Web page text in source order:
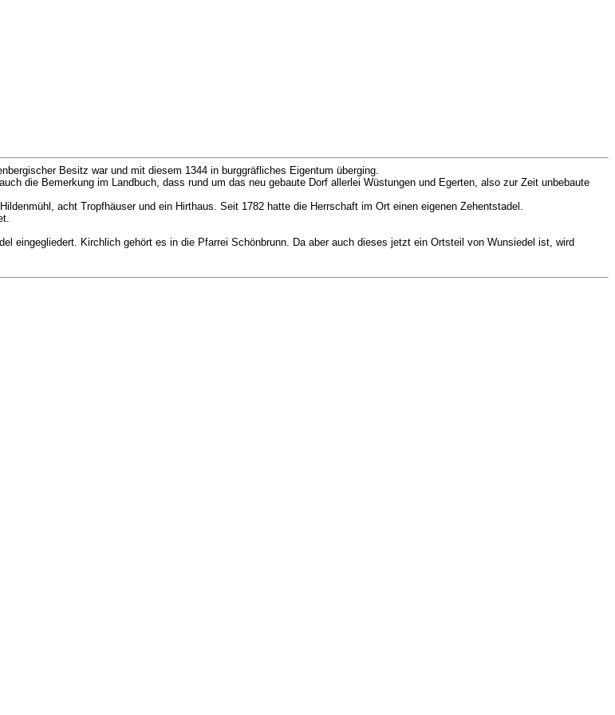
Besitz war und mit diesem 1344 in burggräfliches Eigentum überging.
die Bemerkung im Landbuch, dass rund um das neu gebaute Dorf allerlei Wüstungen und Egerten, also zur Zeit unbebaute
acht Tropfhäuser und ein Hirthaus. Seit 1782 hatte die Herrschaft im Ort einen eigenen Zehentstadel.
eingegliedert. Kirchlich gehört es in die Pfarrei Schönbrunn. Da aber auch dieses jetzt ein Ortsteil von Wunsiedel ist, wird